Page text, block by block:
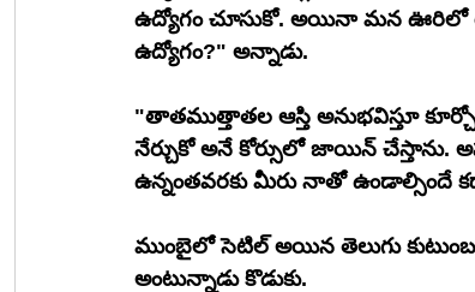
ఉద్యోగం చూసుకో. అయినా మన ఊరిలో
ఉద్యోగం?" అన్నాడు.
"తాతముత్తాతల ఆస్తి అనుభవిస్తూ
నేర్చుకో అనే కోర్సులో జాయిన్ చేస్తాను.
ఉన్నంతవరకు మీరు నాతో ఉండాల్సిందే
ముంబైలో సెటిల్ అయిన తెలుగు
అంటున్నాడు కొడుకు.